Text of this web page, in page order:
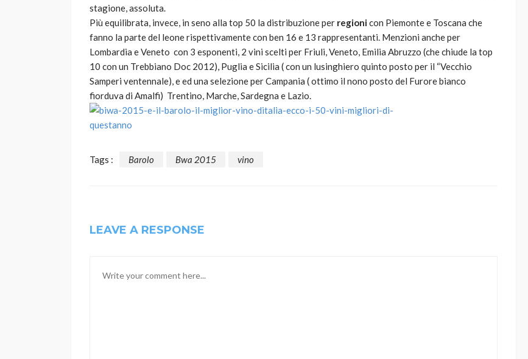
stagione, assoluta.
Più equilibrata, invece, in seno alla top 50 la distribuzione per regionicon Piemonte e Toscana che
fanno la parte del leone rispettivamente con ben 16 e 13 rappresentanti. Menzioni anche per
Lombardia e Veneto con 3 esponenti, 2 vini scelti per Friuli, Veneto, Emilia Abruzzo (che chiude la top
10 con un Trebbiano Doc 2012), Puglia e Sicilia ( con un lusinghiero quinto posto per il “Vecchio
Samperi ventennale), e ed una selezione per Campania ( ottimo il nono posto del Furore bianco
fiorduva di Amalfi) Trentino, Marche, Sardegna e Lazio.
Tags : Barolo Bwa 2015 vino
LEAVE A RESPONSE